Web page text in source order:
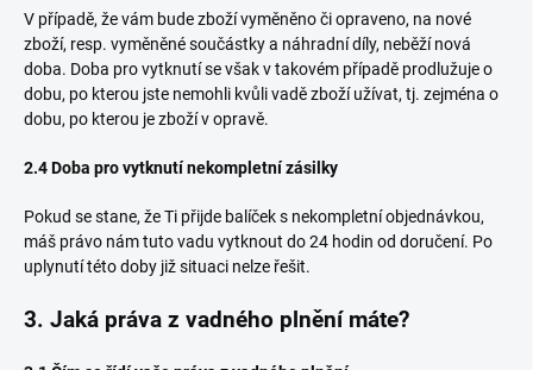
V případě, že vám bude zboží vyměněno či opraveno, na nové
zboží, resp. vyměněné součástky a náhradní díly, neběží nová
doba. Doba pro vytknutí se však v takovém případě prodlužuje o
dobu, po kterou jste nemohli kvůli vadě zboží užívat, tj. zejména o
dobu, po kterou je zboží v opravě.
2.4 Doba pro vytknutí nekompletní zásilky
Pokud se stane, že Ti přijde balíček s nekompletní objednávkou,
máš právo nám tuto vadu vytknout do 24 hodin od doručení. Po
uplynutí této doby již situaci nelze řešit.
3. Jaká práva z vadného plnění máte?